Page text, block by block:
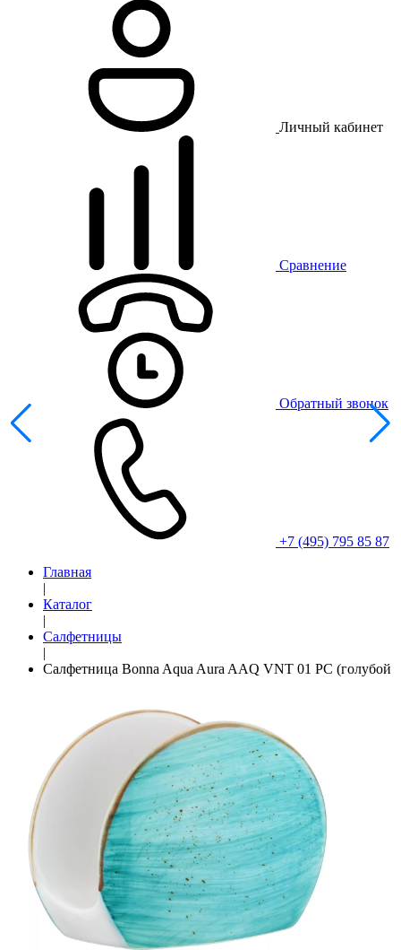
Личный кабинет
Сравнение
Обратный звонок
+7 (495) 795 85 87
Главная
|
Каталог
|
Салфетницы
|
Салфетница Bonna Aqua Aura AAQ VNT 01 PC (голубой